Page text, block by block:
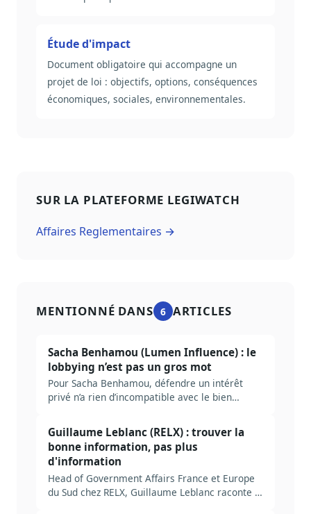
Étude d'impact
Document obligatoire qui accompagne un
projet de loi : objectifs, options, conséquences
économiques, sociales, environnementales.
SUR LA PLATEFORME LEGIWATCH
Affaires Reglementaires →
MENTIONNÉ DANS 6 ARTICLES
Sacha Benhamou (Lumen Influence) : le
lobbying n’est pas un gros mot
Pour Sacha Benhamou, défendre un intérêt
privé n’a rien d’incompatible avec le bien
transparence et la fabrique de la loi.
Guillaume Leblanc (RELX) : trouver la
bonne information, pas plus
d'information
Head of Government Affairs France et Europe
du Sud chez RELX, Guillaume Leblanc raconte la